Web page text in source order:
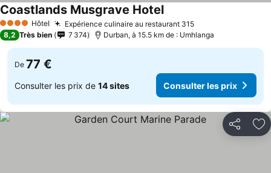
4 Étoiles Hôtel Expérience culinaire au restaurant 315
Coastlands Musgrave Hotel
8,2 Très bien 7 374 Durban, à 15.5 km de : Umhlanga
De 77 €
Consulter les prix de 14 sites Consulter les prix
Partager